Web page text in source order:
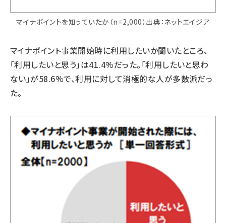
マイナポイントを知っていたか（n=2,000）出典：ネットエイジア
マイナポイント事業開始時に利用したいか聞いたところ、
「利用したいと思う」は41.4%だった。「利用したいと思わ
ない」が58.6%で、利用に対して消極的な人が多数派だっ
た。